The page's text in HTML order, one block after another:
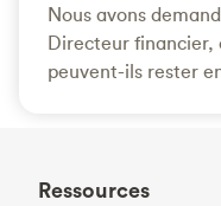
Nous avons
Directeur financier,
peuvent-ils rester
Ressources